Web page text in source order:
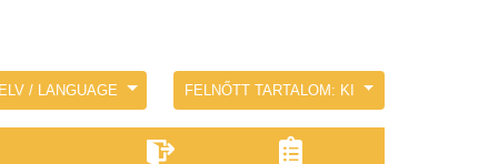
/ LANGUAGE FELNŐTT TARTALOM: KI